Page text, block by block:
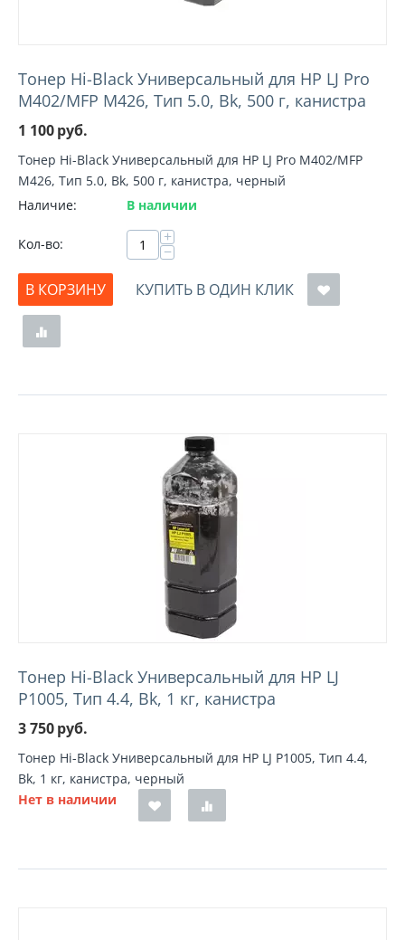
Тонер Hi-Black Универсальный для HP LJ Pro
M402/MFP M426, Тип 5.0, Bk, 500 г, канистра
1 100руб.
Тонер Hi-Black Универсальный для HP LJ Pro M402/MFP
M426, Тип 5.0, Bk, 500 г, канистра, черный
Наличие:
В наличии
Кол-во: +
−
В КОРЗИНУ
КУПИТЬ В ОДИН КЛИК
Тонер Hi-Black Универсальный для HP LJ
P1005, Тип 4.4, Bk, 1 кг, канистра
3 750руб.
Тонер Hi-Black Универсальный для HP LJ P1005, Тип 4.4,
Bk, 1 кг, канистра, черный
Нет в наличии